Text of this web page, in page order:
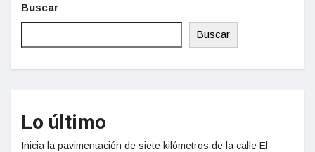
Buscar
Buscar
Lo último
Inicia la pavimentación de siete kilómetros de la calle El